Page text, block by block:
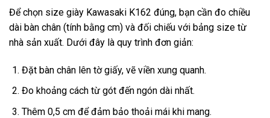
Để chọn size giày Kawasaki K162 đúng, bạn cần đo chiều
dài bàn chân (tính bằng cm) và đối chiếu với bảng size từ
nhà sản xuất. Dưới đây là quy trình đơn giản:
Đặt bàn chân lên tờ giấy, vẽ viền xung quanh.
Đo khoảng cách từ gót đến ngón dài nhất.
Thêm 0,5 cm để đảm bảo thoải mái khi mang.